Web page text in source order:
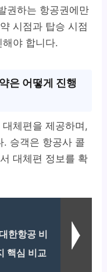
권하는 항공권에만
시점과 탑승 시점
야 합니다.
은 어떻게 진행
체편을 제공하며,
. 승객은 항공사 콜
대체편 정보를 확
한항공 비
핵심 비교